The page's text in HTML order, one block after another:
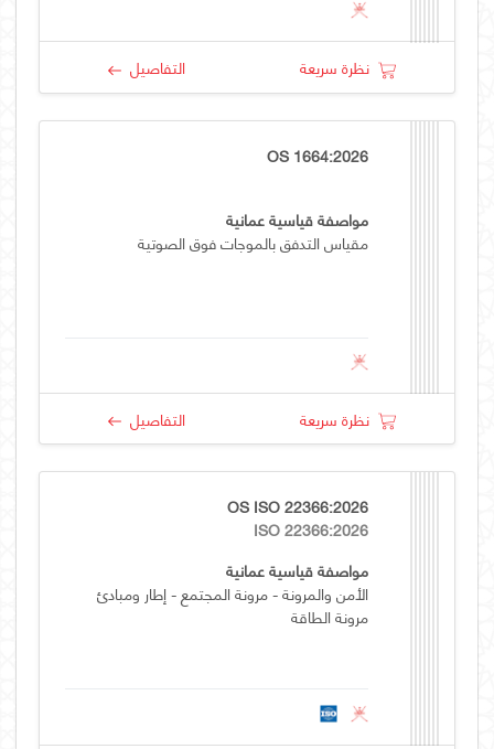
نظرة سريعة التفاصيل
OS 1664:2026
مواصفة قياسية عمانية
مقياس التدفق بالموجات فوق الصوتية
نظرة سريعة التفاصيل
OS ISO 22366:2026
ISO 22366:2026
مواصفة قياسية عمانية
الأمن والمرونة - مرونة المجتمع - إطار ومبادئ
مرونة الطاقة